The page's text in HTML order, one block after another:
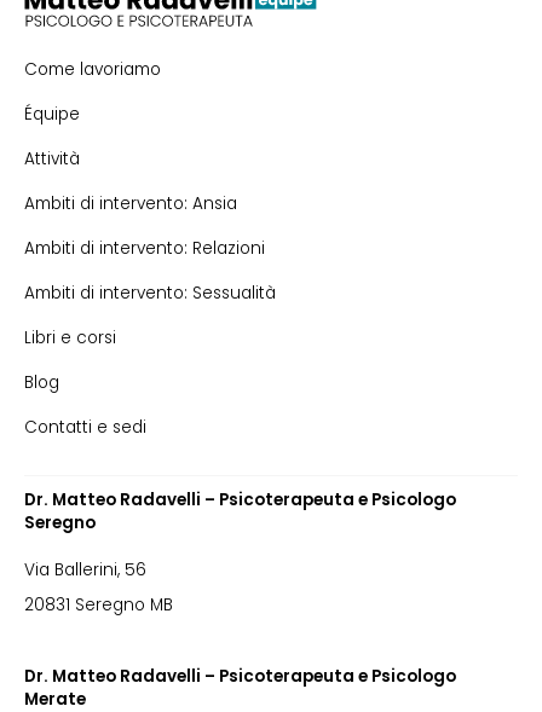
Come lavoriamo
Équipe
Attività
Ambiti di intervento: Ansia
Ambiti di intervento: Relazioni
Ambiti di intervento: Sessualità
Libri e corsi
Blog
Contatti e sedi
Dr. Matteo Radavelli – Psicoterapeuta e Psicologo
Seregno
Via Ballerini, 56
20831 Seregno MB
Dr. Matteo Radavelli – Psicoterapeuta e Psicologo
Merate